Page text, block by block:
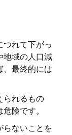
つれて下がっ
地域の人口減
、最終的には
られるもの
険です。
らないことを